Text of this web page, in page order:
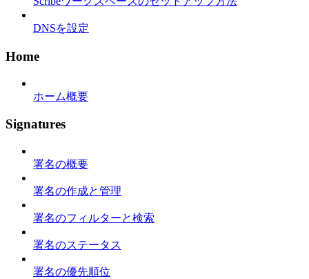
DNSを設定
Home
ホーム概要
Signatures
署名の概要
署名の作成と管理
署名のフィルターと検索
署名のステータス
署名の優先順位